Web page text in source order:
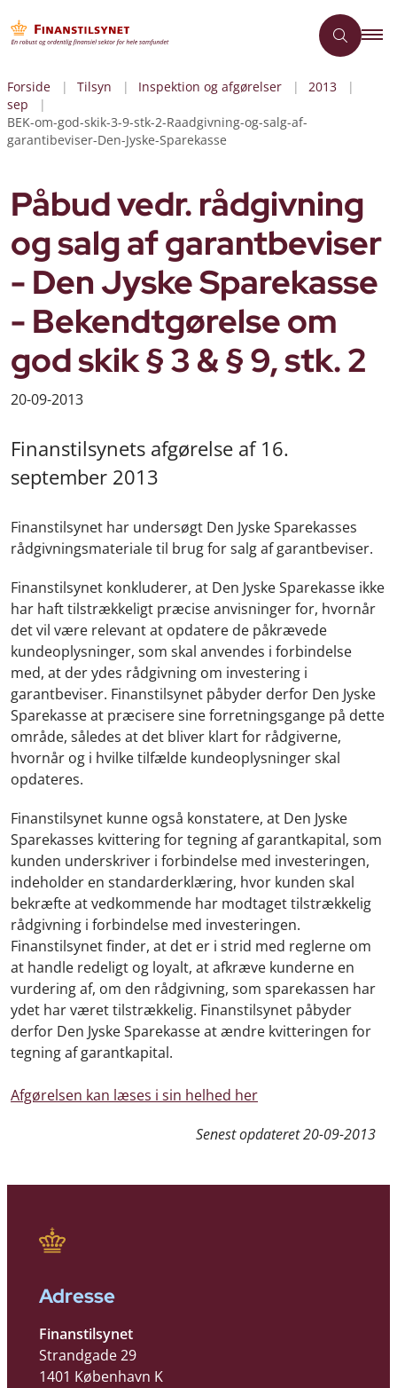
Forside Tilsyn Inspektion og afgørelser
2013
sep
BEK-om-god-skik-3-9-stk-2-Raadgivning-og-salg-af-
garantibeviser-Den-Jyske-Sparekasse
Påbud vedr. rådgivning
og salg af garantbeviser
- Den Jyske Sparekasse
- Bekendtgørelse om
god skik § 3 & § 9, stk. 2
20-09-2013
Finanstilsynets afgørelse af 16.
september 2013
Finanstilsynet har undersøgt Den Jyske Sparekasses
rådgivningsmateriale til brug for salg af garantbeviser.
Finanstilsynet konkluderer, at Den Jyske Sparekasse ikke
har haft tilstrækkeligt præcise anvisninger for, hvornår
det vil være relevant at opdatere de påkrævede
kundeoplysninger, som skal anvendes i forbindelse
med, at der ydes rådgivning om investering i
garantbeviser. Finanstilsynet påbyder derfor Den Jyske
Sparekasse at præcisere sine forretningsgange på dette
område, således at det bliver klart for rådgiverne,
hvornår og i hvilke tilfælde kundeoplysninger skal
opdateres.
Finanstilsynet kunne også konstatere, at Den Jyske
Sparekasses kvittering for tegning af garantkapital, som
kunden underskriver i forbindelse med investeringen,
indeholder en standarderklæring, hvor kunden skal
bekræfte at vedkommende har modtaget tilstrækkelig
rådgivning i forbindelse med investeringen.
Finanstilsynet finder, at det er i strid med reglerne om
at handle redeligt og loyalt, at afkræve kunderne en
vurdering af, om den rådgivning, som sparekassen har
ydet har været tilstrækkelig. Finanstilsynet påbyder
derfor Den Jyske Sparekasse at ændre kvitteringen for
tegning af garantkapital.
Afgørelsen kan læses i sin helhed her
Senest opdateret20-09-2013
Adresse
Finanstilsynet
Strandgade 29
1401 København K